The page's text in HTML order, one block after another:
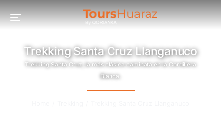
Trekking Santa Cruz Llanganuco
Trekking Santa Cruz, la más clásica caminata en la Cordillera
Blanca.